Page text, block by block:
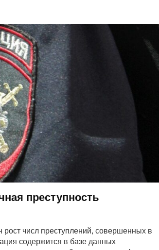
преступность
числ преступлений, совершенных в
содержится в базе данных